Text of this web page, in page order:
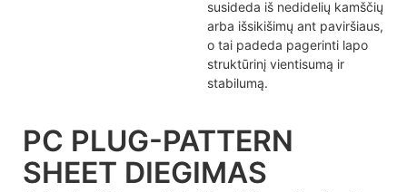
susideda iš nedidelių kamščių
arba išsikišimų ant paviršiaus,
o tai padeda pagerinti lapo
struktūrinį vientisumą ir
stabilumą.
PC PLUG-PATTERN
SHEET DIEGIMAS